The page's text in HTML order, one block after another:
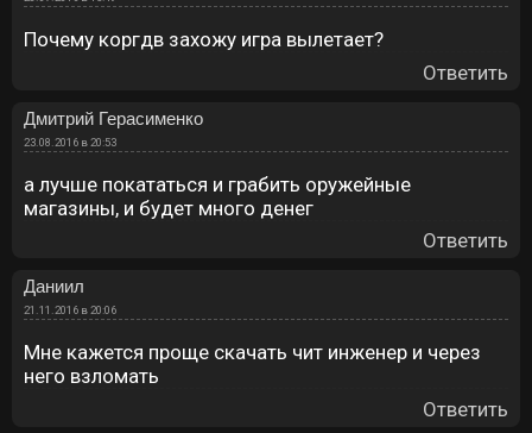
Почему коргдв захожу игра вылетает?
Ответить
Дмитрий Герасименко
23.08.2016 в 20:53
а лучше покататься и грабить оружейные
магазины, и будет много денег
Ответить
Даниил
21.11.2016 в 20:06
Мне кажется проще скачать чит инженер и через
него взломать
Ответить